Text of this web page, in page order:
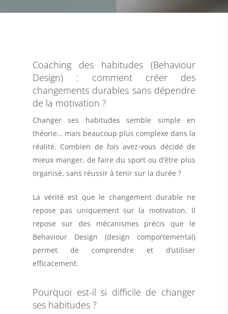
Coaching des habitudes (Behaviour
Design) : comment créer des
changements durables sans dépendre
de la motivation ?
Changer ses habitudes semble simple en
théorie… mais beaucoup plus complexe dans la
réalité. Combien de fois avez-vous décidé de
mieux manger, de faire du sport ou d’être plus
organisé, sans réussir à tenir sur la durée ?
La vérité est que le changement durable ne
repose pas uniquement sur la motivation. Il
repose sur des mécanismes précis que le
Behaviour Design (design comportemental)
permet de comprendre et d’utiliser
efficacement.
Pourquoi est-il si difficile de changer
ses habitudes ?